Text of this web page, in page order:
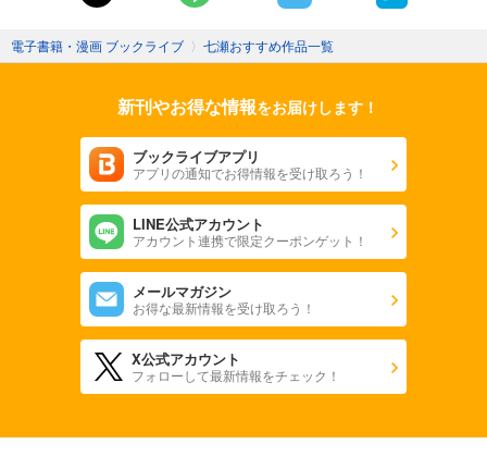
電子書籍・漫画 ブックライブ 〉 七瀬おすすめ作品一覧
新刊やお得な情報をお届けします！
ブックライブアプリ
アプリの通知でお得情報を受け取ろう！
LINE公式アカウント
アカウント連携で限定クーポンゲット！
メールマガジン
お得な最新情報を受け取ろう！
X公式アカウント
フォローして最新情報をチェック！